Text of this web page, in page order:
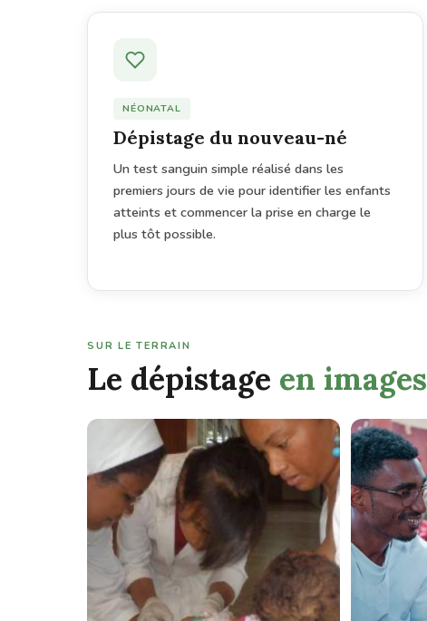
NÉONATAL
Dépistage du nouveau-né
Un test sanguin simple réalisé dans les
premiers jours de vie pour identifier les enfants
atteints et commencer la prise en charge le
plus tôt possible.
SUR LE TERRAIN
Le dépistage en images